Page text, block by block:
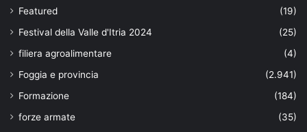
Featured
(19)
Festival della Valle d'Itria 2024
(25)
filiera agroalimentare
(4)
Foggia e provincia
(2.941)
Formazione
(184)
forze armate
(35)